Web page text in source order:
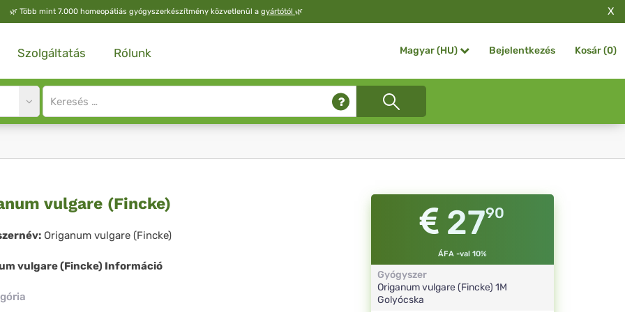
🌿 Több mint 7.000 homeopátiás gyógyszerkészítmény közvetlenül a gyártótól 🌿 X
Szolgáltatás Rólunk Magyar (HU) Bejelentkezés Kosár (0)
Site
search
vulgare (Fincke)
Origanum vulgare (Fincke)
vulgare (Fincke) Információ
2790
ÁFA -val 10%
Gyógyszer
Origanum vulgare (Fincke) 1M
Golyócska